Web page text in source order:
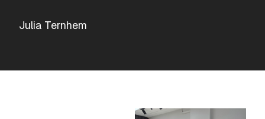
Julia Ternhem